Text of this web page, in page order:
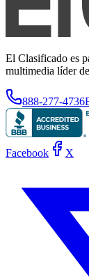
El Clasificado es
multimedia líder
888-277-4736
Facebook X